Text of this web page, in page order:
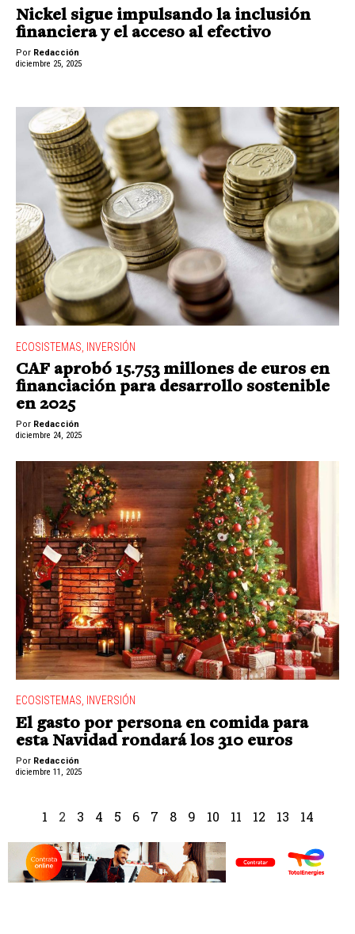
Nickel sigue impulsando la inclusión
financiera y el acceso al efectivo
Por Redacción
diciembre 25, 2025
ECOSISTEMAS INVERSIÓN
CAF aprobó 15.753 millones de euros en
financiación para desarrollo sostenible
en 2025
Por Redacción
diciembre 24, 2025
ECOSISTEMAS, INVERSIÓN
El gasto por persona en comida para
esta Navidad rondará los 310 euros
Por Redacción
diciembre 11, 2025
1 2 3 4 5 6 7 8 9 10 11 12 13 14